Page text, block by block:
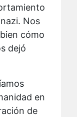
Nos
cómo
dejó
en
de